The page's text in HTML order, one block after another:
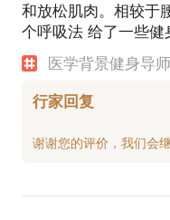
和放松肌肉。相较于
个呼吸法 给了一些健
医学背景健身导
行家回复